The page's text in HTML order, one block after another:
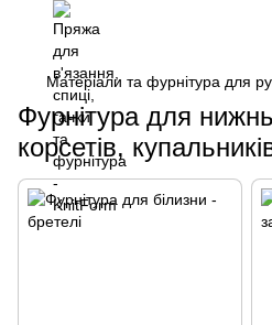
Матеріали та фурнітура для
Фурнітура для
корсетів,